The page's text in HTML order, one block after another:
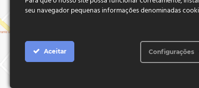
seu navegador pequenas informações denominadas
Aceitar Configurações